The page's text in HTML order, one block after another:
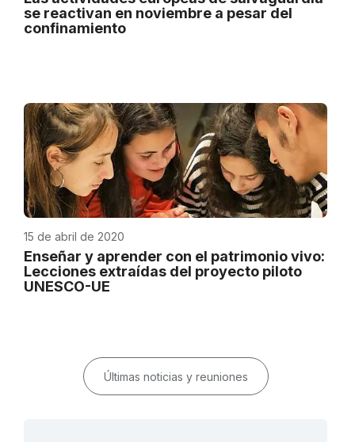
se reactivan en noviembre a pesar del
confinamiento
15 de abril de 2020
Enseñar y aprender con el patrimonio vivo:
Lecciones extraídas del proyecto piloto
UNESCO-UE
Últimas noticias y reuniones